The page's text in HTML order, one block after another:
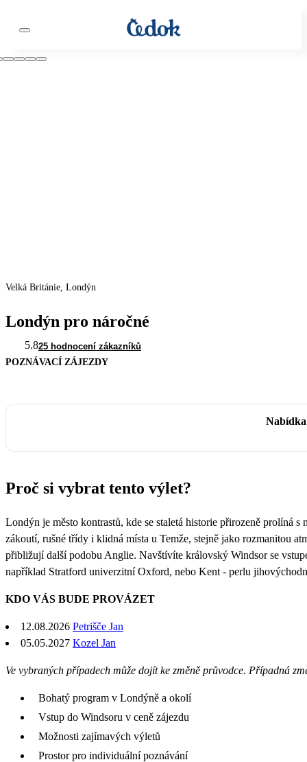
Velká Británie, Londýn
Londýn pro náročné
5.825 hodnocení zákazníků
POZNÁVACÍ ZÁJEZDY
Proč si vybrat tento výlet?
Londýn je město kontrastů, kde se staletá historie přirozeně prolíná
zákoutí, rušné třídy i klidná místa u Temže, stejně jako rozmanitou
přibližují další podobu Anglie. Navštívíte královský Windsor se
například Stratford univerzitní Oxford, nebo Kent - perlu
KDO VÁS BUDE PROVÁZET
12.08.2026 Petrišče Jan
05.05.2027 Kozel Jan
Ve vybraných případech může dojít ke změně průvodce. Případná
Bohatý program v Londýně a okolí
Vstup do Windsoru v ceně zájezdu
Možnosti zajímavých výletů
Prostor pro individuální poznávání